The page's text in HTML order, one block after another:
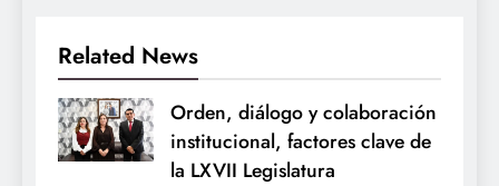
Related News
Orden, diálogo y colaboración
institucional, factores clave de
la LXVII Legislatura